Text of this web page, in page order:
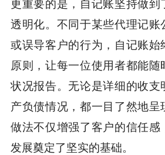
更重要的是，自记账坚持做到
透明化。不同于某些代理记账
或误导客户的行为，自记账始
原则，让每一位使用者都能随
状况报告。无论是详细的收支
产负债情况，都一目了然地呈
做法不仅增强了客户的信任感
发展奠定了坚实的基础。